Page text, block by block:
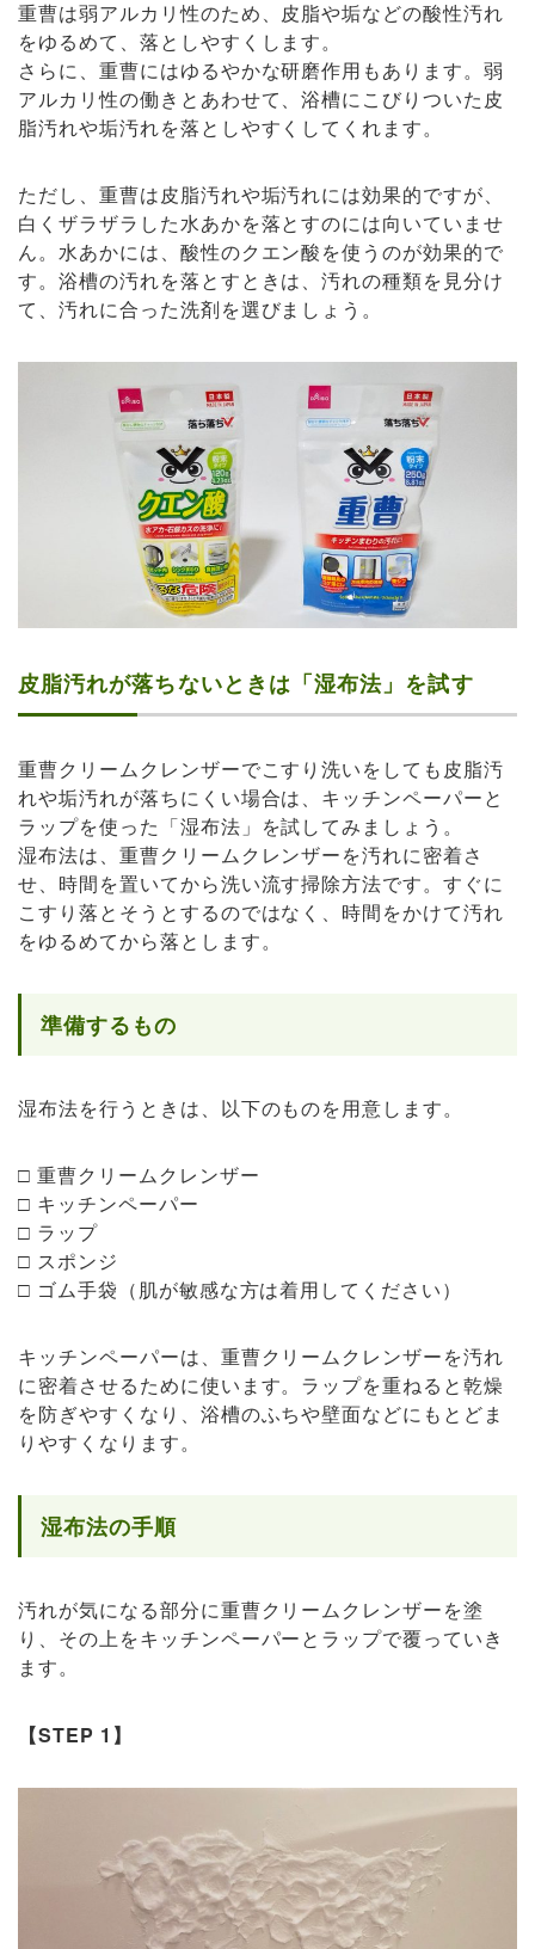
重曹は弱アルカリ性のため、皮脂や垢などの酸性汚れ
をゆるめて、落としやすくします。
さらに、重曹にはゆるやかな研磨作用もあります。弱
アルカリ性の働きとあわせて、浴槽にこびりついた皮
脂汚れや垢汚れを落としやすくしてくれます。
ただし、重曹は皮脂汚れや垢汚れには効果的ですが、
白くザラザラした水あかを落とすのには向いていませ
ん。水あかには、酸性のクエン酸を使うのが効果的で
す。浴槽の汚れを落とすときは、汚れの種類を見分け
て、汚れに合った洗剤を選びましょう。
皮脂汚れが落ちないときは「湿布法」を試す
重曹クリームクレンザーでこすり洗いをしても皮脂汚
れや垢汚れが落ちにくい場合は、キッチンペーパーと
ラップを使った「湿布法」を試してみましょう。
湿布法は、重曹クリームクレンザーを汚れに密着さ
せ、時間を置いてから洗い流す掃除方法です。すぐに
こすり落とそうとするのではなく、時間をかけて汚れ
をゆるめてから落とします。
準備するもの
湿布法を行うときは、以下のものを用意します。
□ 重曹クリームクレンザー
□ キッチンペーパー
□ ラップ
□ スポンジ
□ ゴム手袋（肌が敏感な方は着用してください）
キッチンペーパーは、重曹クリームクレンザーを汚れ
に密着させるために使います。ラップを重ねると乾燥
を防ぎやすくなり、浴槽のふちや壁面などにもとどま
りやすくなります。
湿布法の手順
汚れが気になる部分に重曹クリームクレンザーを塗
り、その上をキッチンペーパーとラップで覆っていき
ます。
【STEP 1】